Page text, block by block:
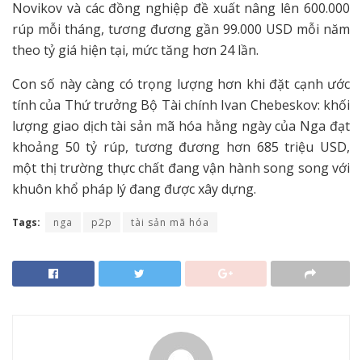
Novikov và các đồng nghiệp đề xuất nâng lên 600.000
rúp mỗi tháng, tương đương gần 99.000 USD mỗi năm
theo tỷ giá hiện tại, mức tăng hơn 24 lần.
Con số này càng có trọng lượng hơn khi đặt cạnh ước
tính của Thứ trưởng Bộ Tài chính Ivan Chebeskov: khối
lượng giao dịch tài sản mã hóa hằng ngày của Nga đạt
khoảng 50 tỷ rúp, tương đương hơn 685 triệu USD,
một thị trường thực chất đang vận hành song song với
khuôn khổ pháp lý đang được xây dựng.
Tags: nga p2p tài sản mã hóa